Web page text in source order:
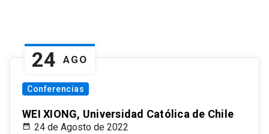
24 AGO
Conferencias
WEI XIONG, Universidad Católica de Chile
24 de Agosto de 2022